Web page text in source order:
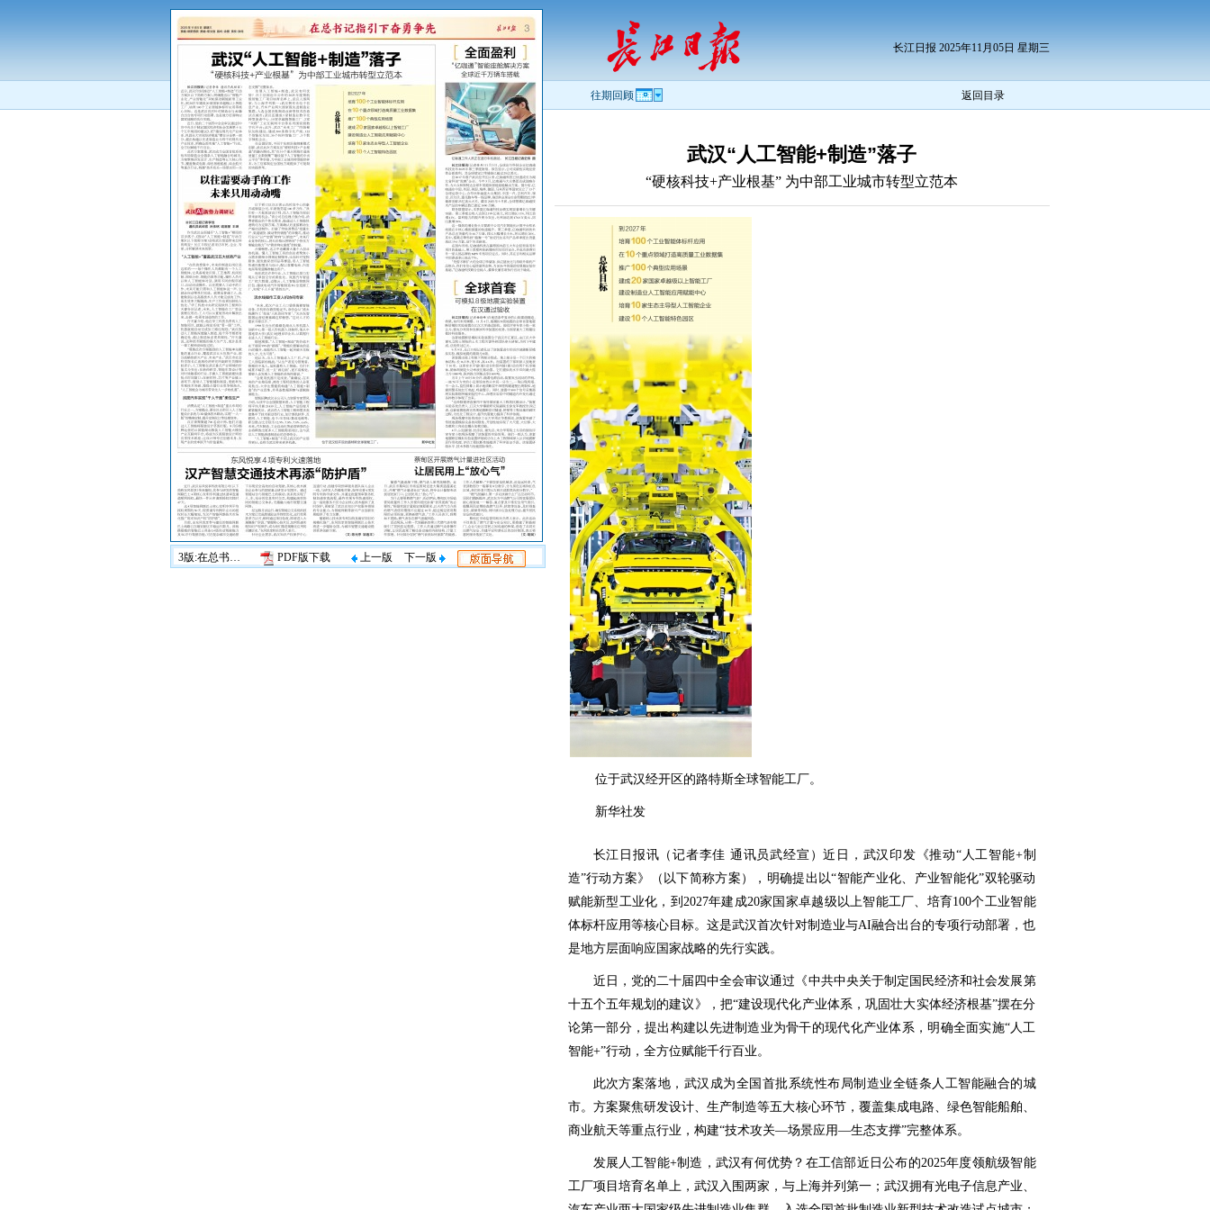
3版:在总书记指引下奋勇争先 PDF版下载 上一版 下一版
长江日报 2025年11月05日 星期三
往期回顾 返回目录
武汉“人工智能+制造”落子
“硬核科技+产业根基” 为中部工业城市转型立范本
位于武汉经开区的路特斯全球智能工厂。
新华社发
长江日报讯（记者李佳 通讯员武经宣）近日，武汉印发《推动“人工智能+制
造”行动方案》（以下简称方案），明确提出以“智能产业化、产业智能化”双轮驱动
赋能新型工业化，到2027年建成20家国家卓越级以上智能工厂、培育100个工业智能
体标杆应用等核心目标。这是武汉首次针对制造业与AI融合出台的专项行动部署，也
是地方层面响应国家战略的先行实践。
近日，党的二十届四中全会审议通过《中共中央关于制定国民经济和社会发展第
十五个五年规划的建议》，把“建设现代化产业体系，巩固壮大实体经济根基”摆在分
论第一部分，提出构建以先进制造业为骨干的现代化产业体系，明确全面实施“人工
智能+”行动，全方位赋能千行百业。
此次方案落地，武汉成为全国首批系统性布局制造业全链条人工智能融合的城
市。方案聚焦研发设计、生产制造等五大核心环节，覆盖集成电路、绿色智能船舶、
商业航天等重点行业，构建“技术攻关—场景应用—生态支撑”完整体系。
发展人工智能+制造，武汉有何优势？在工信部近日公布的2025年度领航级智能
工厂项目培育名单上，武汉入围两家，与上海并列第一；武汉拥有光电子信息产业、